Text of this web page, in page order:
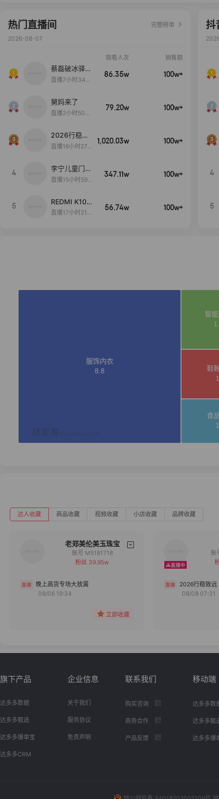
热门直播间
完整榜单
2026-08-07
观看人次 销售额
蔡磊破冰驿站
直播间好物分
直播7小时34分
86.35w 100w+
舅妈来了
直播2小时50分
79.20w 100w+
2026行稳致
远
直播16小时27
1,020.03w 100w+
4
李宁儿童门店
爆款赤兔8pr
了，全网销冠
刷新历史底价
直播15小时59
347.11w 100w+
5
REDMI K100
Pro系列新品
直播17小时21
56.74w 100w+
抖
4
5
达人收藏 商品收藏 视频收藏 小店收藏 品牌收藏
老郑美伦美玉珠宝
备注
分组
账号 M5181718
粉丝 39.95w
晚上高货专场大放漏
08/06 19:34
立即收藏
2026行稳致远
08/08 07:31
旗下产品
达多多数据
达多多甄选
达多多爆单宝
达多多CRM
企业信息
关于我们
服务协议
免责声明
联系我们
购买咨询
商务合作
产品反馈
移动端
达多多数
达多多甄
达多多爆